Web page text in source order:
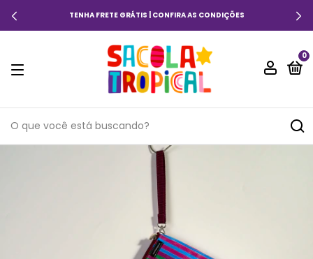
TENHA FRETE GRÁTIS | CONFIRA AS CONDIÇÕES
0